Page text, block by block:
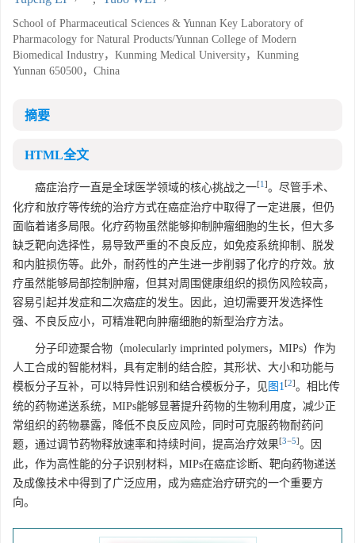
School of Pharmaceutical Sciences & Yunnan Key Laboratory of
Pharmacology for Natural Products/Yunnan College of Modern
Biomedical Industry，Kunming Medical University，Kunming
Yunnan 650500，China
摘要
HTML全文
癌症治疗一直是全球医学领域的核心挑战之一[1 ]。尽管手术、
化疗和放疗等传统的治疗方式在癌症治疗中取得了一定进展，但仍
面临着诸多局限。化疗药物虽然能够抑制肿瘤细胞的生长，但大多
缺乏靶向选择性，易导致严重的不良反应，如免疫系统抑制、脱发
和内脏损伤等。此外，耐药性的产生进一步削弱了化疗的疗效。放
疗虽然能够局部控制肿瘤，但其对周围健康组织的损伤风险较高，
容易引起并发症和二次癌症的发生。因此，迫切需要开发选择性
强、不良反应小，可精准靶向肿瘤细胞的新型治疗方法。
分子印迹聚合物（molecularly imprinted polymers，MIPs）作为
人工合成的智能材料，具有定制的结合腔，其形状、大小和功能与
模板分子互补，可以特异性识别和结合模板分子，见图1[2]。相比传
统的药物递送系统，MIPs能够显著提升药物的生物利用度，减少正
常组织的药物暴露，降低不良反应风险，同时可克服药物耐药问
题，通过调节药物释放速率和持续时间，提高治疗效果[3−5]。因
此，作为高性能的分子识别材料，MIPs在癌症诊断、靶向药物递送
及成像技术中得到了广泛应用，成为癌症治疗研究的一个重要方
向。